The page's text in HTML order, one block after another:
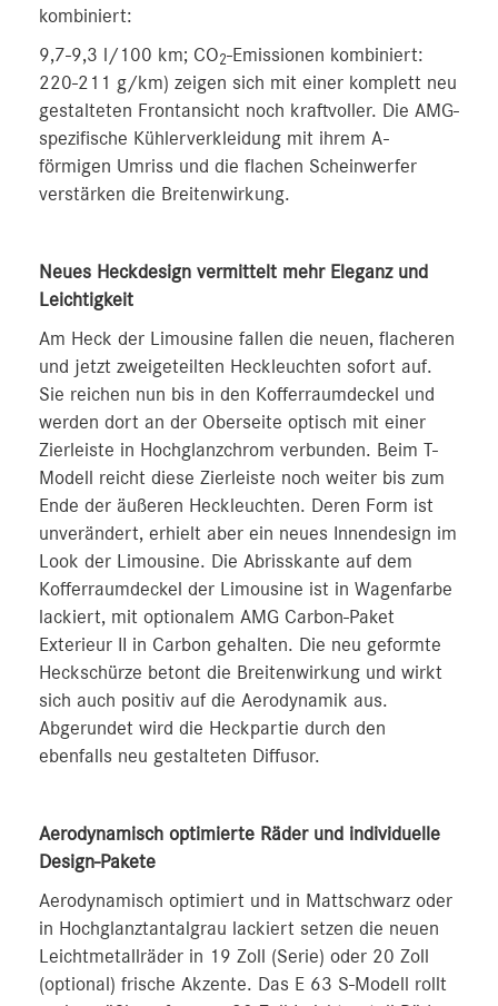
kombiniert:
9,7-9,3 l/100 km; CO2-Emissionen kombiniert:
220-211 g/km) zeigen sich mit einer komplett neu
gestalteten Frontansicht noch kraftvoller. Die AMG-
spezifische Kühlerverkleidung mit ihrem A-
förmigen Umriss und die flachen Scheinwerfer
verstärken die Breitenwirkung.
Neues Heckdesign vermittelt mehr Eleganz und
Leichtigkeit
Am Heck der Limousine fallen die neuen, flacheren
und jetzt zweigeteilten Heckleuchten sofort auf.
Sie reichen nun bis in den Kofferraumdeckel und
werden dort an der Oberseite optisch mit einer
Zierleiste in Hochglanzchrom verbunden. Beim T-
Modell reicht diese Zierleiste noch weiter bis zum
Ende der äußeren Heckleuchten. Deren Form ist
unverändert, erhielt aber ein neues Innendesign im
Look der Limousine. Die Abrisskante auf dem
Kofferraumdeckel der Limousine ist in Wagenfarbe
lackiert, mit optionalem AMG Carbon-Paket
Exterieur II in Carbon gehalten. Die neu geformte
Heckschürze betont die Breitenwirkung und wirkt
sich auch positiv auf die Aerodynamik aus.
Abgerundet wird die Heckpartie durch den
ebenfalls neu gestalteten Diffusor.
Aerodynamisch optimierte Räder und individuelle
Design-Pakete
Aerodynamisch optimiert und in Mattschwarz oder
in Hochglanztantalgrau lackiert setzen die neuen
Leichtmetallräder in 19 Zoll (Serie) oder 20 Zoll
(optional) frische Akzente. Das E 63 S-Modell rollt